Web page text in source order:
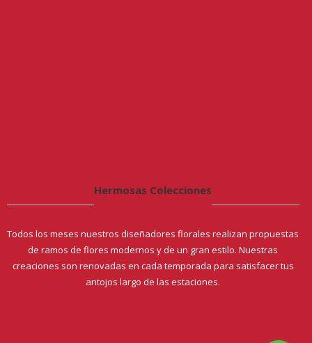
Hermosas Colecciones
Todos los meses nuestros diseñadores florales realizan propuestas
de ramos de flores modernos y de un gran estilo. Nuestras
creaciones son renovadas en cada temporada para satisfacer tus
antojos largo de las estaciones.